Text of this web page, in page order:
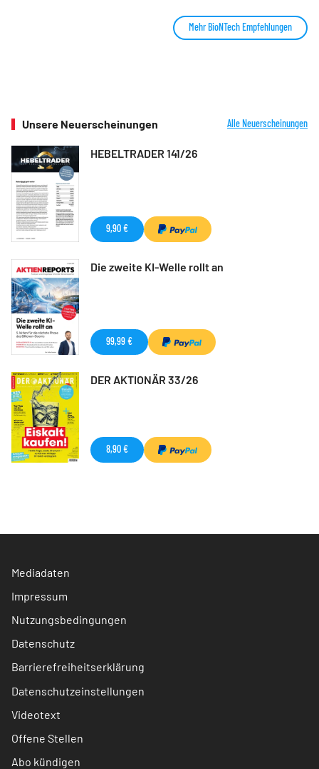
Mehr BioNTech Empfehlungen
Unsere Neuerscheinungen Alle Neuerscheinungen
HEBELTRADER 141/26
9,90 €
Die zweite KI-Welle rollt an
99,99 €
DER AKTIONÄR 33/26
8,90 €
Mediadaten
Impressum
Nutzungsbedingungen
Datenschutz
Barrierefreiheitserklärung
Datenschutzeinstellungen
Videotext
Offene Stellen
Abo kündigen